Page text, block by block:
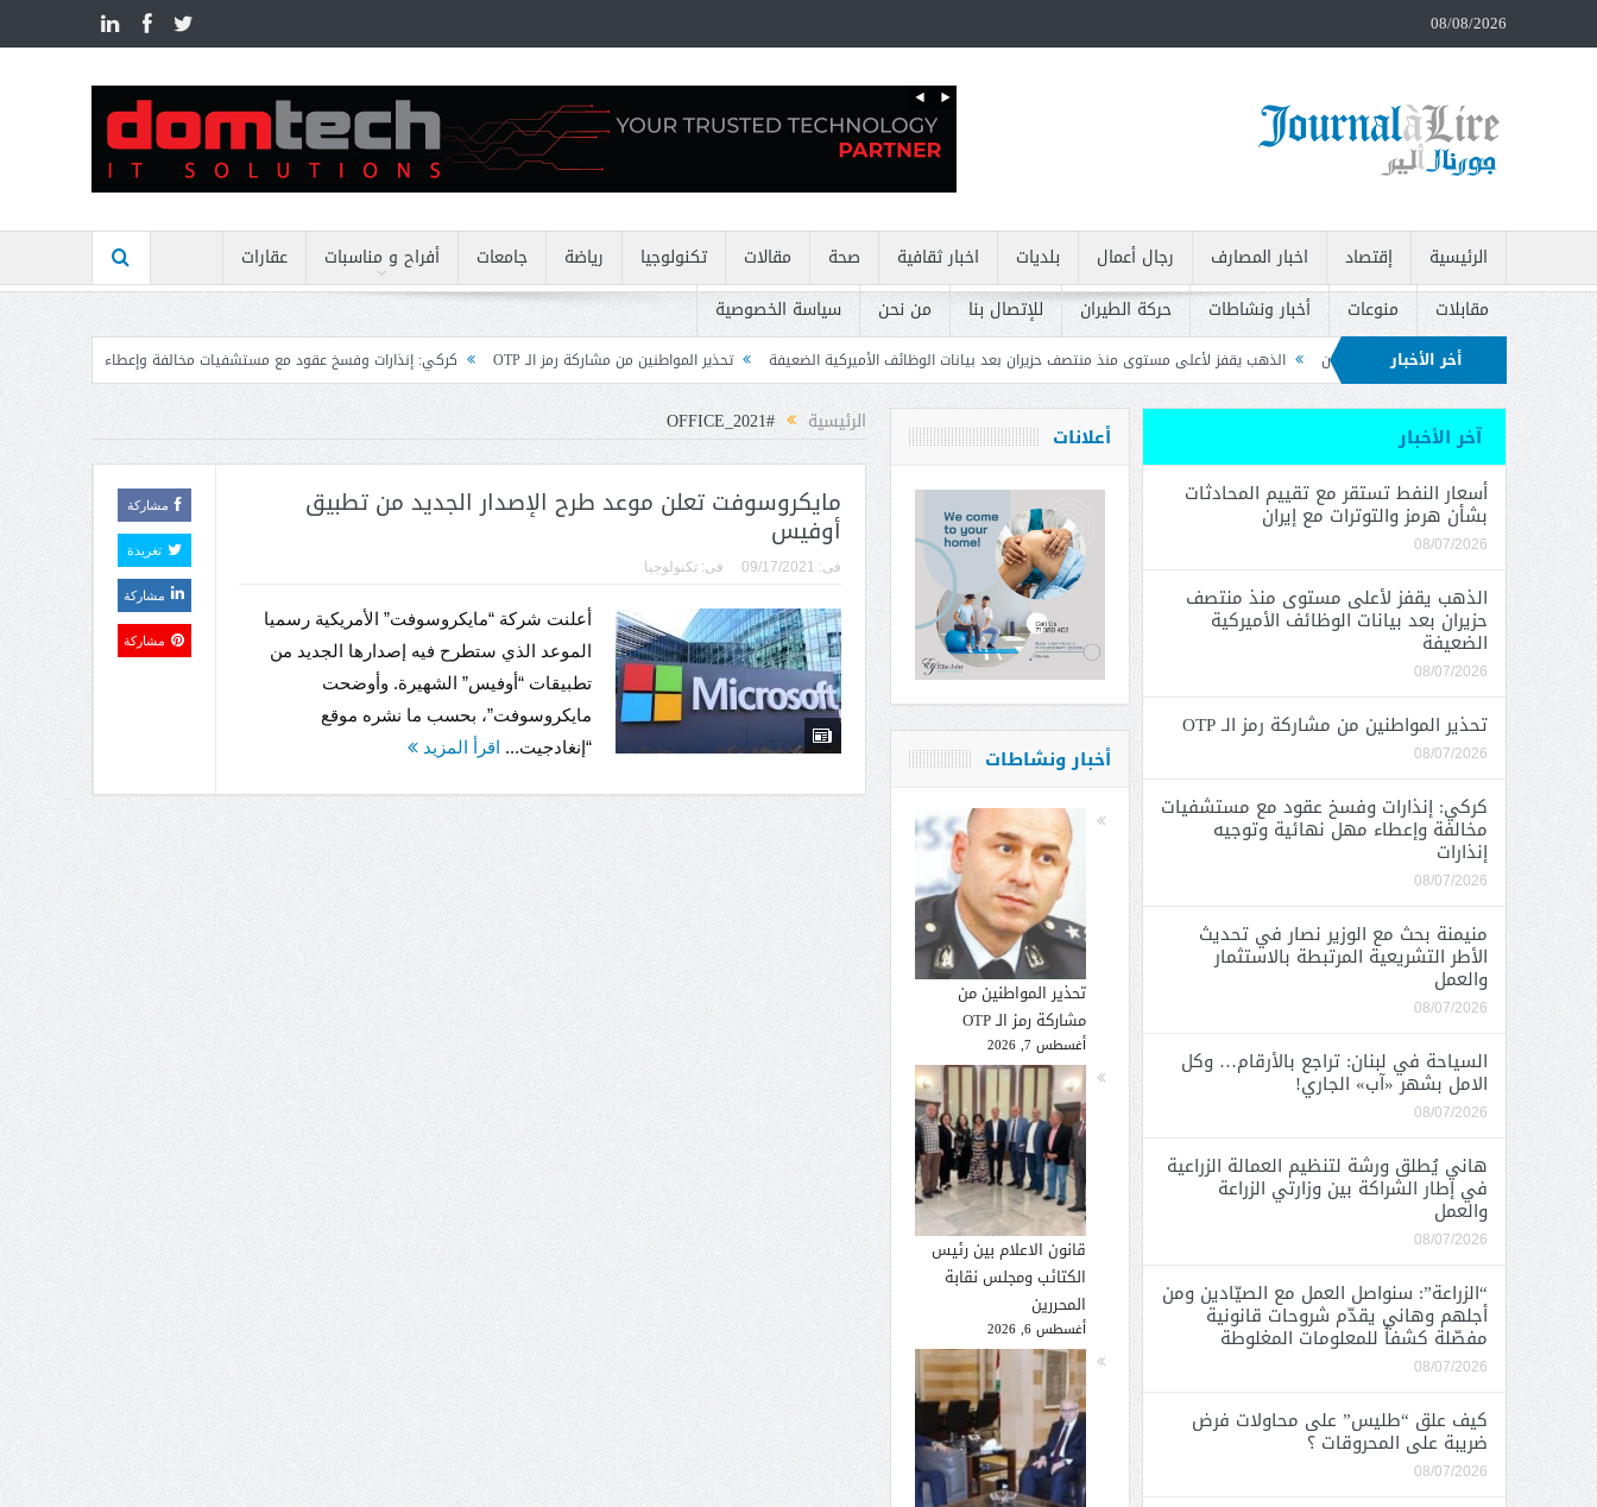
08/08/2026
الرئيسية إقتصاد اخبار المصارف رجال أعمال بلديات اخبار ثقافية صحة مقالات تكنولوجيا رياضة جامعات أفراح و مناسبات
عقارات
مقابلات
منوعات أخبار ونشاطات حركة الطيران للإتصال بنا من نحن سياسة الخصوصية
أخر الأخباروالتوترات مع إيران الذهب يقفز لأعلى مستوى منذ منتصف حزيران بعد بيانات الوظائف الأميركية الضعيفة تحذير المواطنين من مشاركة رمز الـ OTP كركي: إنذارات وفسخ عقود مع مستشفيات مخالفة وإعطاء مهل نهائية وتوجيه إنذارات
وتدعو إلى سحبه
الرئيسية #OFFICE_2021
مايكروسوفت تعلن موعد طرح الإصدار الجديد من تطبيق
أوفيس
فى: 09/17/2021 فى:تكنولوجيا
أعلنت شركة “مايكروسوفت” الأمريكية رسميا
الموعد الذي ستطرح فيه إصدارها الجديد من
تطبيقات “أوفيس” الشهيرة. وأوضحت
مايكروسوفت”، بحسب ما نشره موقع
“إنغادجيت... اقرأ المزيد
مشاركة
تغريدة
مشاركة
مشاركة
أعلانات
أخبار ونشاطات
تحذير المواطنين من
مشاركة رمز الـ OTP
أغسطس 7, 2026
قانون الاعلام بين رئيس
الكتائب ومجلس نقابة
المحررين
أغسطس 6, 2026
آخر الأخبار
أسعار النفط تستقر مع تقييم المحادثات
بشأن هرمز والتوترات مع إيران
08/07/2026
الذهب يقفز لأعلى مستوى منذ منتصف
حزيران بعد بيانات الوظائف الأميركية
الضعيفة
08/07/2026
تحذير المواطنين من مشاركة رمز الـ OTP
08/07/2026
كركي: إنذارات وفسخ عقود مع مستشفيات
مخالفة وإعطاء مهل نهائية وتوجيه
إنذارات
08/07/2026
منيمنة بحث مع الوزير نصار في تحديث
الأطر التشريعية المرتبطة بالاستثمار
والعمل
08/07/2026
السياحة في لبنان: تراجع بالأرقام… وكل
الامل بشهر «آب» الجاري!
08/07/2026
هاني يُطلق ورشة لتنظيم العمالة الزراعية
في إطار الشراكة بين وزارتي الزراعة
والعمل
08/07/2026
“الزراعة”: سنواصل العمل مع الصيّادين ومن
أجلهم وهاني يقدّم شروحات قانونية
مفصّلة كشفاً للمعلومات المغلوطة
08/07/2026
كيف علق “طليس” على محاولات فرض
ضريبة على المحروقات ؟
08/07/2026